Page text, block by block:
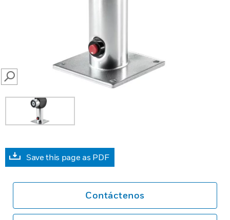
SEARCH
Save this page as PDF
Contáctenos